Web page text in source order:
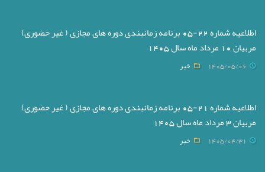
اطلاعیه شماره 22-05 برنامه زمانبندی دوره های مجازی ( غیر حضوری)
مربیان 10 مرداد ماه سال 1405
1405/05/06 خبر
اطلاعیه شماره 21-05 برنامه زمانبندی دوره های مجازی ( غیر حضوری)
مربیان 3 مرداد ماه سال 1405
1405/04/31 خبر